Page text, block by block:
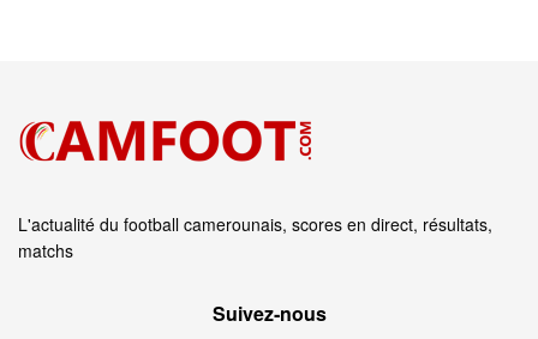
L'actualité du football camerounais, scores en direct, résultats,
matchs
Suivez‑nous